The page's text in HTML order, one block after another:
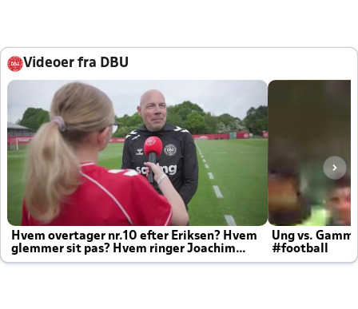
Videoer fra DBU
Hvem overtager nr.10 efter Eriksen? Hvem
glemmer sit pas? Hvem ringer Joachim
altid til efter kampe?
Ung vs.
#football